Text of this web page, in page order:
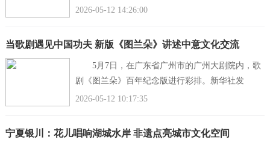
2026-05-12 14:26:00
当歌剧遇见中国功夫 新版《图兰朵》讲述中意文化交流
5月7日，在广东省广州市的广州大剧院内，歌
剧《图兰朵》百年纪念版进行彩排。新华社发
新华社广州5月9日电(记者邓瑞璇)伴随着长达三分
2026-05-12 10:17:35
宁夏银川：花儿唱响湖城水岸 非遗点亮城市文化空间